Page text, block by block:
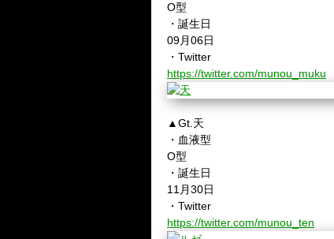
O型
・誕生日
09月06日
・Twitter
https://twitter.com/munou_muku
▲Gt.天
・血液型
O型
・誕生日
11月30日
・Twitter
https://twitter.com/munou_ten